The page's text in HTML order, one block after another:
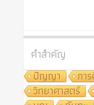
คำสำคัญ
ปัญญา
กา
วิทยาศาสตร์